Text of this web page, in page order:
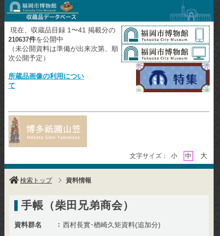
現在、収蔵品目録 1〜41 掲載分の
210637件を公開中
（未公開資料は準備が出来次第、順
次公開予定）
所蔵品画像の利用につい
て
文字サイズ： 小 中 大
検索トップ 資料情報
手帳（柴田兄弟商会）
資料群名 西村長實･楢崎久矩資料(追加分)